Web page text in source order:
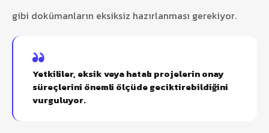
gibi dokümanların eksiksiz hazırlanması gerekiyor.
Yetkililer, eksik veya hatalı projelerin onay
süreçlerini önemli ölçüde geciktirebildiğini
vurguluyor.